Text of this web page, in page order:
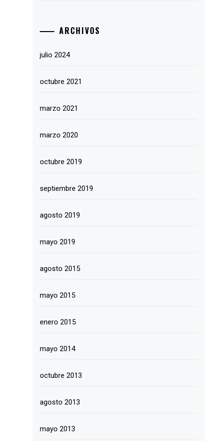
ARCHIVOS
julio 2024
octubre 2021
marzo 2021
marzo 2020
octubre 2019
septiembre 2019
agosto 2019
mayo 2019
agosto 2015
mayo 2015
enero 2015
mayo 2014
octubre 2013
agosto 2013
mayo 2013